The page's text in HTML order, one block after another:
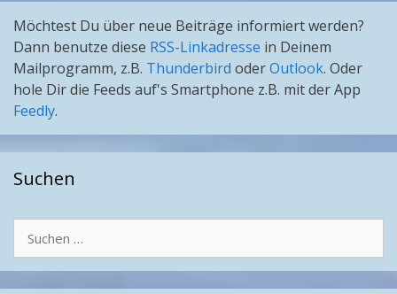
Möchtest Du über neue Beiträge informiert werden?
Dann benutze diese RSS-Linkadresse in Deinem
Mailprogramm, z.B. Thunderbird oderOutlook. Oder
hole Dir die Feeds auf's Smartphone z.B. mit der App
Feedly.
Suchen
nach: